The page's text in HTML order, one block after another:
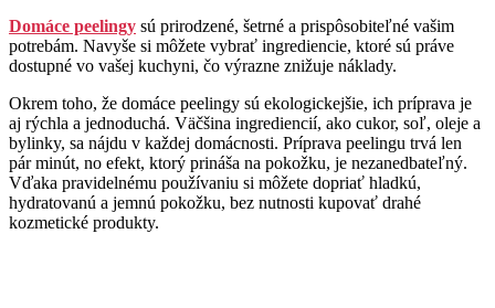
Domáce peelingy sú prirodzené, šetrné a prispôsobiteľné vašim
potrebám. Navyše si môžete vybrať ingrediencie, ktoré sú práve
dostupné vo vašej kuchyni, čo výrazne znižuje náklady.
Okrem toho, že domáce peelingy sú ekologickejšie, ich príprava je
aj rýchla a jednoduchá. Väčšina ingrediencií, ako cukor, soľ, oleje a
bylinky, sa nájdu v každej domácnosti. Príprava peelingu trvá len
pár minút, no efekt, ktorý prináša na pokožku, je nezanedbateľný.
Vďaka pravidelnému používaniu si môžete dopriať hladkú,
hydratovanú a jemnú pokožku, bez nutnosti kupovať drahé
kozmetické produkty.